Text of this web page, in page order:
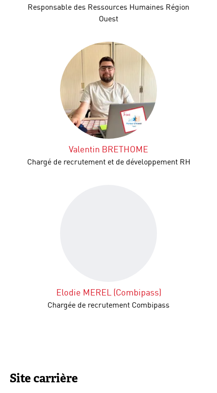
Responsable des Ressources Humaines Région
Ouest
Valentin BRETHOME
Chargé de recrutement et de développement RH
Elodie MEREL (Combipass)
Chargée de recrutement Combipass
Site carrière